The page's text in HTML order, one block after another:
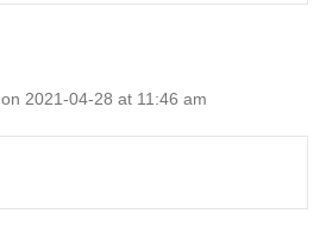
on 2021-04-28 at 11:46 am